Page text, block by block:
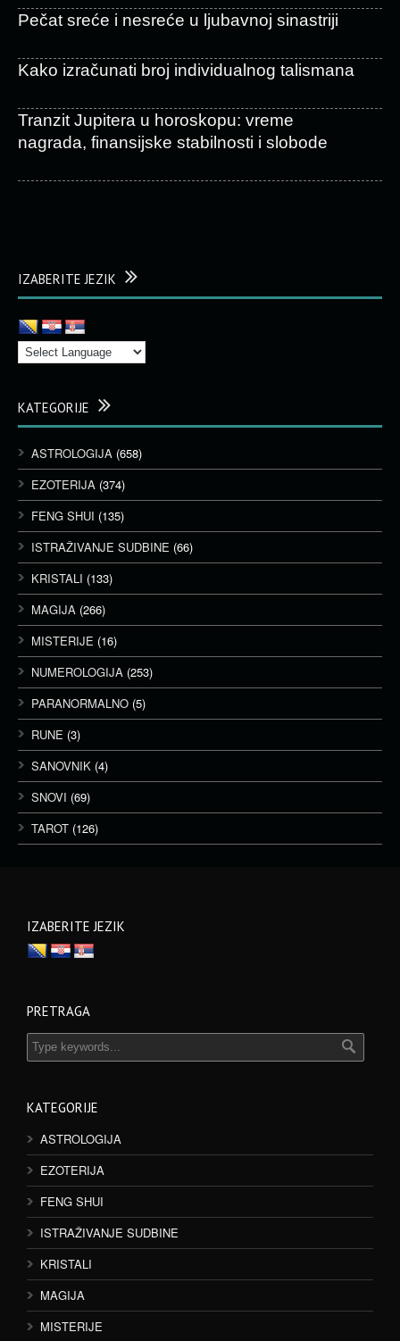
Pečat sreće i nesreće u ljubavnoj sinastriji
Kako izračunati broj individualnog talismana
Tranzit Jupitera u horoskopu: vreme
nagrada, finansijske stabilnosti i slobode
IZABERITE JEZIK
KATEGORIJE
ASTROLOGIJA (658)
EZOTERIJA (374)
FENG SHUI (135)
ISTRAŽIVANJE SUDBINE (66)
KRISTALI (133)
MAGIJA (266)
MISTERIJE (16)
NUMEROLOGIJA (253)
PARANORMALNO (5)
RUNE (3)
SANOVNIK (4)
SNOVI (69)
TAROT (126)
IZABERITE JEZIK
PRETRAGA
KATEGORIJE
ASTROLOGIJA
EZOTERIJA
FENG SHUI
ISTRAŽIVANJE SUDBINE
KRISTALI
MAGIJA
MISTERIJE